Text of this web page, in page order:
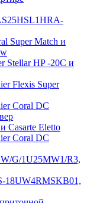
Super Match и
Stellar HP -20С и
Flexis Super
Coral DC
Casarte Eletto
Coral DC
G/1U25MW1/R3,
18UW4RMSKB01,